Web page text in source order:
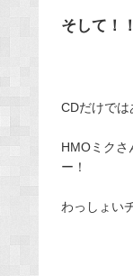
そして！！
CDだけでは
HMOミクさ
ー！
わっしょい